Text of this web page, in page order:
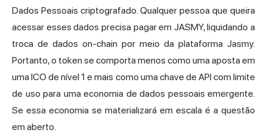
Dados Pessoais criptografado. Qualquer pessoa que queira
acessar esses dados precisa pagar em JASMY, liquidando a
troca de dados on-chain por meio da plataforma Jasmy.
Portanto, o token se comporta menos como uma aposta em
uma ICO de nível 1 e mais como uma chave de API com limite
de uso para uma economia de dados pessoais emergente.
Se essa economia se materializará em escala é a questão
em aberto.